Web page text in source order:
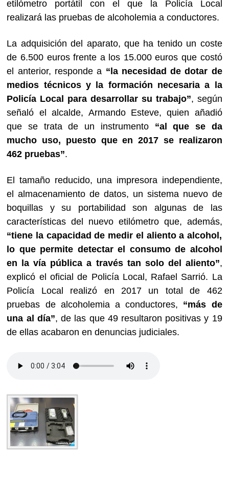
etilómetro portátil con el que la Policía Local
realizará las pruebas de alcoholemia a conductores.
La adquisición del aparato, que ha tenido un coste
de 6.500 euros frente a los 15.000 euros que costó
el anterior, responde a “la necesidad de dotar de
medios técnicos y la formación necesaria a la
Policía Local para desarrollar su trabajo”, según
señaló el alcalde, Armando Esteve, quien añadió
que se trata de un instrumento “al que se da
mucho uso, puesto que en 2017 se realizaron
462 pruebas”.
El tamaño reducido, una impresora independiente,
el almacenamiento de datos, un sistema nuevo de
boquillas y su portabilidadson algunas de las
características del nuevo etilómetro que, además,
“tiene la capacidad de medir el aliento a alcohol,
lo que permite detectar el consumo de alcohol
en la vía pública a través tan solo del aliento”,
explicó el oficial de Policía Local, Rafael Sarrió. La
Policía Local realizó en 2017 un total de 462
pruebas de alcoholemia a conductores, “más de
una al día”, de las que 49 resultaron positivas y 19
de ellas acabaron en denuncias judiciales.